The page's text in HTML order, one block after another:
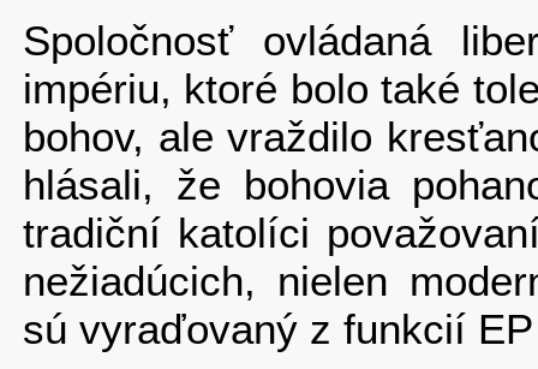
Spoločnosť ovládaná
impériu, ktoré bolo také
bohov, ale vraždilo
hlásali, že bohovia
tradiční katolíci
nežiadúcich, nielen
sú vyraďovaný z funkcií